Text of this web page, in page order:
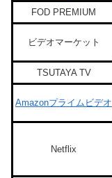
FOD PREMIUM
ビデオマーケット
TSUTAYA TV
Amazonプライムビデオ
Netflix